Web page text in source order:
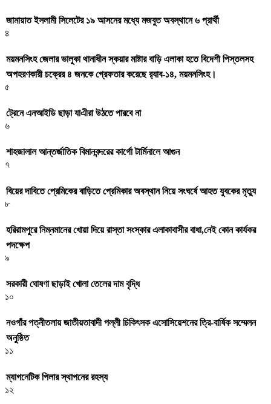
জামায়াত ইসলামী সিলেটের ১৯ আসনের মধ্যে মজবুত অবস্থানে ৬ প্রার্থী
৪
ময়মনসিংহ জেলার ভালুকা থানাধীন স্কয়ার মাষ্টার বাড়ি এলাকা হতে বিদেশী পিস্তলসহ
অপহরণকারী চক্রের ৪ জনকে গ্রেফতার করেছে র‌্যাব-১৪, ময়মনসিংহ।
৫
ট্রেনে এনআইডি ছাড়া যাএীরা উঠতে পারবে না
৬
শাহজালাল আন্তর্জাতিক বিমানবন্দরের কার্গো টার্মিনালে আগুন
৭
বিয়ের দাবিতে প্রেমিকের বাড়িতে প্রেমিকার অবস্থান নিয়ে সংঘর্ষে আহত যুবকের মৃত্যু
৮
হরিরামপুরে নিম্নমানের খোয়া দিয়ে রাস্তা সংস্কার এলাকাবাসীর বাধা,নেই কোন কার্যকর
পদক্ষেপ
৯
সরকারী ঘােষণা ছাড়াই খােলা তেলের দাম বৃদ্ধি
১০
নওগাঁর পত্নীতলায় জাতীয়তাবাদী পল্লী চিকিৎসক এসোসিয়েশনের ত্রি-বার্ষিক সম্মেলন
অনুষ্ঠিত
১১
ম্যাগনেটিক পিলার স্থাপনের রহস্য
১২